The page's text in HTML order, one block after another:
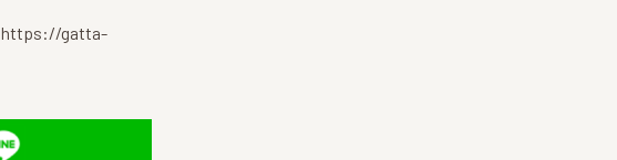
https://gatta-